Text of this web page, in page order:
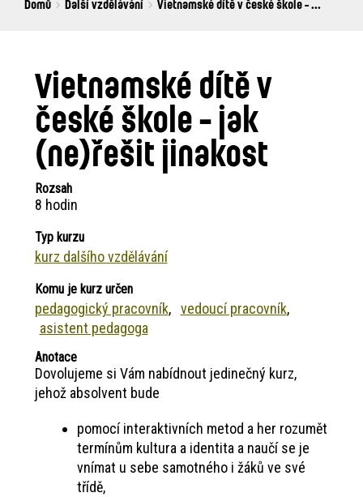
Breadcrumbs
You
Domů Další vzdělávání Vietnamské dítě v české škole - ...
Vietnamské dítě v
české škole - jak
(ne)řešit jinakost
Rozsah
8 hodin
Typ kurzu
kurz dalšího vzdělávání
Komu je kurz určen
pedagogický pracovník
vedoucí pracovník
asistent pedagoga
Anotace
Dovolujeme si Vám nabídnout jedinečný kurz,
jehož absolvent bude
pomocí interaktivních metod a her rozumět
termínům kultura a identita a naučí se je
vnímat u sebe samotného i žáků ve své
třídě,